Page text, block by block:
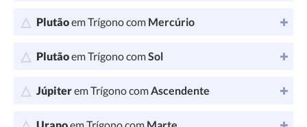
Plutãoem Trígono com Mercúrio
Plutãoem Trígono comSol
Júpiterem Trígono comAscendente